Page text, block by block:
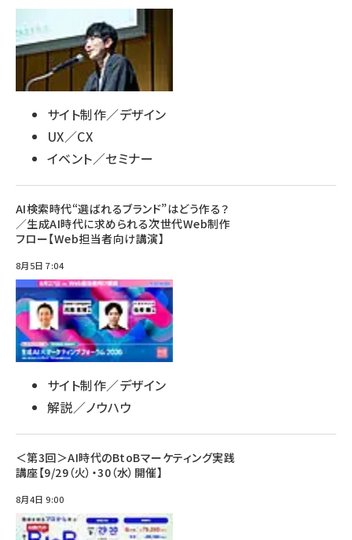
サイト制作／デザイン
UX／CX
イベント／セミナー
AI検索時代“選ばれるブランド”はどう作る？
／生成AI時代に求められる次世代Web制作
フロー【Web担当者向け講演】
8月5日 7:04
サイト制作／デザイン
解説／ノウハウ
＜第3回＞AI時代のBtoBマーケティング実践
講座【9/29（火）・30（水）開催】
8月4日 9:00